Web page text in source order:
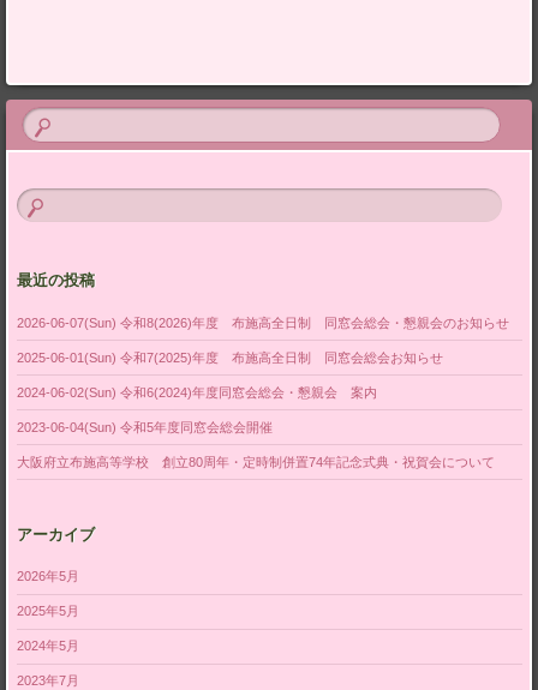
最近の投稿
2026-06-07(Sun) 令和8(2026)年度 布施高全日制 同窓会総会・懇親会のお知らせ
2025-06-01(Sun) 令和7(2025)年度 布施高全日制 同窓会総会お知らせ
2024-06-02(Sun) 令和6(2024)年度同窓会総会・懇親会 案内
2023-06-04(Sun) 令和5年度同窓会総会開催
大阪府立布施高等学校 創立80周年・定時制併置74年記念式典・祝賀会について
アーカイブ
2026年5月
2025年5月
2024年5月
2023年7月